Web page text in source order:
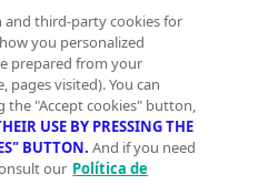
de Privacidad.
de Privacidad para
de Uso para
and third-party cookies for
you personalized
prepared from your
pages visited). You can
the "Accept cookies" button,
USE BY PRESSING THE
BUTTON. And if you need
our Política de